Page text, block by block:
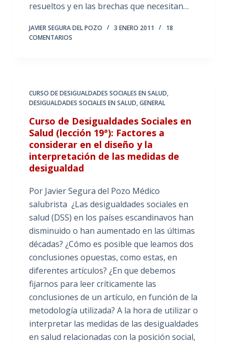
resueltos y en las brechas que necesitan…
JAVIER SEGURA DEL POZO 3 ENERO 2011
18
COMENTARIOS
CURSO DE DESIGUALDADES SOCIALES EN SALUD,
DESIGUALDADES SOCIALES EN SALUD,GENERAL
Curso de Desigualdades Sociales en
Salud (lección 19ª): Factores a
considerar en el diseño y la
interpretación de las medidas de
desigualdad
Por Javier Segura del Pozo Médico
salubrista ¿Las desigualdades sociales en
salud (DSS) en los países escandinavos han
disminuido o han aumentado en las últimas
décadas? ¿Cómo es posible que leamos dos
conclusiones opuestas, como estas, en
diferentes artículos? ¿En que debemos
fijarnos para leer críticamente las
conclusiones de un artículo, en función de la
metodología utilizada? A la hora de utilizar o
interpretar las medidas de las desigualdades
en salud relacionadas con la posición social,